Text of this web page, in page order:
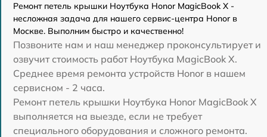
Ремонт петель крышки Ноутбука Honor MagicBook X -
несложная задача для нашего сервис-центра Honor в
Москве. Выполним быстро и качественно!
Позвоните нам и наш менеджер проконсультирует и
озвучит стоимость работ Ноутбука MagicBook X.
Среднее время ремонта устройств Honor в нашем
сервисном - 2 часа.
Ремонт петель крышки Ноутбука Honor MagicBook X
выполняется на выезде, если не требует
специального оборудования и сложного ремонта.